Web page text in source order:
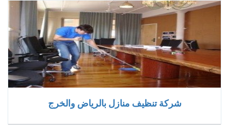
شركة تنظيف منازل بالرياض والخرج